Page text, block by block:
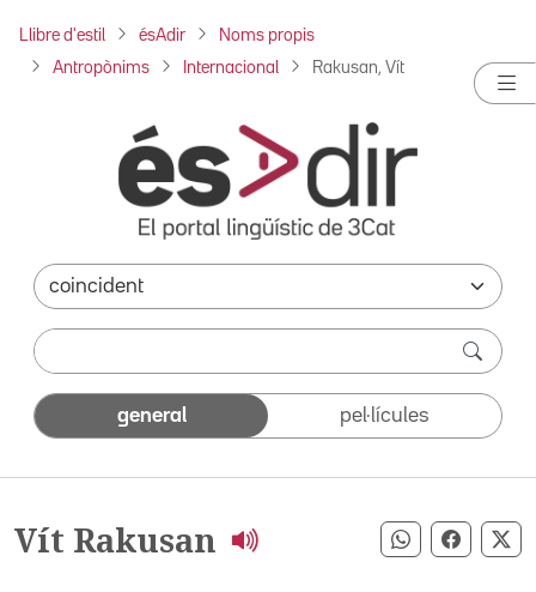
Llibre d'estil ésAdir Noms propis
Antropònims Internacional Rakusan, Vít
general pel·lícules
Vít Rakusan Compartir